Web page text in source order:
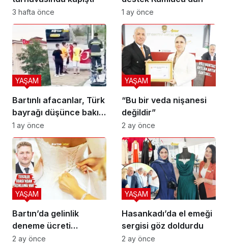
3 hafta önce 1 ay önce
Bartınlı afacanlar, Türk
bayrağı düşünce bakın
ne yaptı
YAŞAM
1 ay önce
“Bu bir veda nişanesi
değildir”
YAŞAM
2 ay önce
Bartın’da gelinlik
deneme ücreti
Türkiye’ye manşet
YAŞAM
2 ay önce
Hasankadı’da el emeği
sergisi göz doldurdu
YAŞAM
2 ay önce